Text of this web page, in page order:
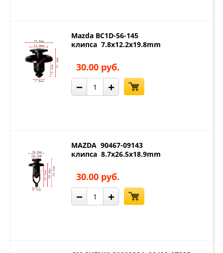
Mazda BC1D-56-145
клипса 7.8x12.2x19.8mm
30.00 руб.
− +
MAZDA 90467-09143
клипса 8.7x26.5x18.9mm
30.00 руб.
− +